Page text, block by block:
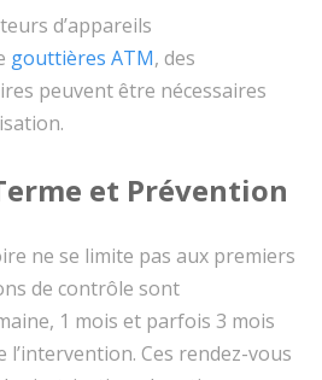
d’appareils
gouttières ATM, des
peuvent être nécessaires
et Prévention
ne se limite pas aux premiers
de contrôle sont
1 mois et parfois 3 mois
l’intervention. Ces rendez-vous